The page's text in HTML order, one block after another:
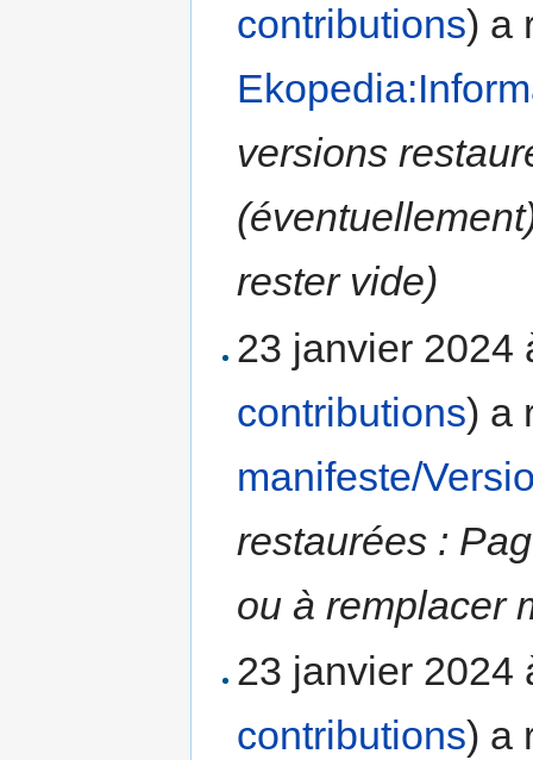
contributions) a
versions
rester vide)
23 janvier 2024
contributions) a
manifeste/
restaurées :
ou à remplacer
23 janvier 2024
contributions) a